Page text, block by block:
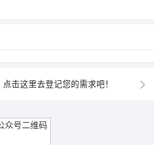
击这里去登记您的需求吧！